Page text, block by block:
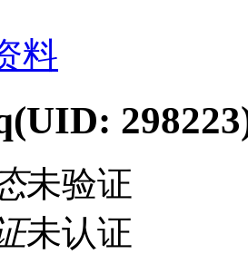
料
(UID:
未验证
未认证